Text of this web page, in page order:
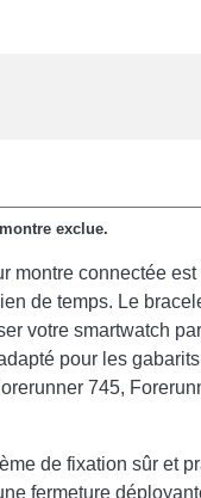
exclue.
montre connectée
de temps. Le
votre smartwatch
pour les
745,
de fixation sûr et
fermeture